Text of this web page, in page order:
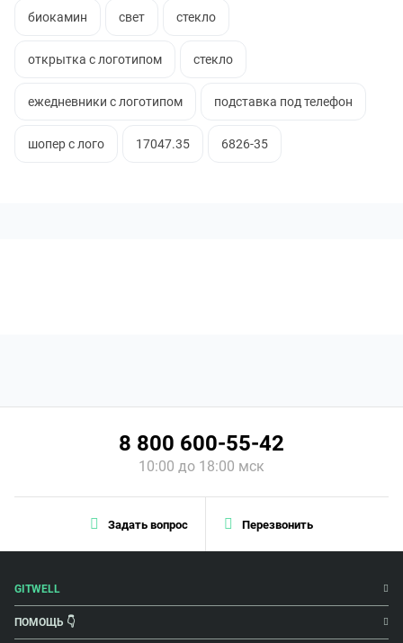
биокамин свет стекло
открытка с логотипом стекло
ежедневники с логотипом подставка под телефон
шопер с лого 17047.35 6826-35
Задать вопрос Перезвонить
8 800 600-55-42
10:00 до 18:00 мск
GITWELL
ПОМОЩЬ 👇